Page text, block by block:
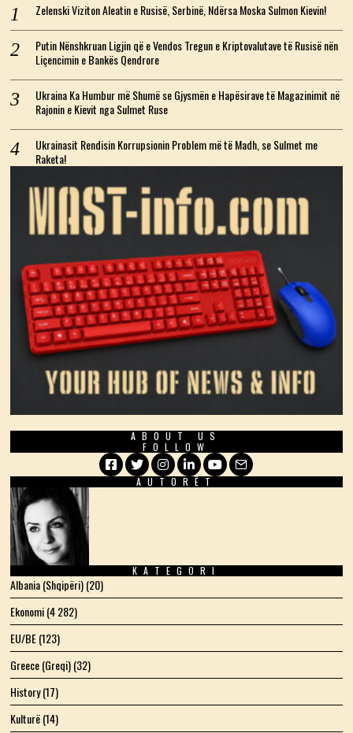
Zelenski Viziton Aleatin e Rusisë, Serbinë, Ndërsa Moska Sulmon Kievin!
Putin Nënshkruan Ligjin që e Vendos Tregun e Kriptovalutave të Rusisë nën
Liçencimin e Bankës Qendrore
Ukraina Ka Humbur më Shumë se Gjysmën e Hapësirave të Magazinimit në
Rajonin e Kievit nga Sulmet Ruse
Ukrainasit Rendisin Korrupsionin Problem më të Madh, se Sulmet me
Raketa!
ABOUT US
FOLLOW
Facebook
TwitterInstagram
LinkedIn
YouTube
Email
AUTORËT
KATEGORI
Albania (Shqipëri)(20)
Ekonomi(4 282)
EU/BE(123)
Greece (Greqi)(32)
History(17)
Kulturë(14)